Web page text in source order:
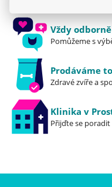
Vždy
Pomůžeme s
Prodáváme
Zdravé zvíře a
Klinika v
Přijďte se